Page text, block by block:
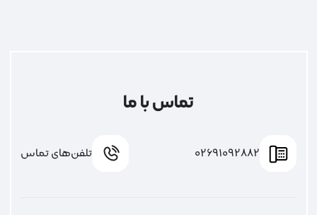
تماس با ما
02691092882 تلفن‌های تماس